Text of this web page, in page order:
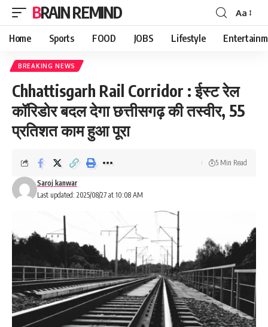
BRAIN REMIND
Font
Resizer
Aa
Home Sports FOOD JOBS Lifestyle
BREAKING NEWS
Chhattisgarh Rail Corridor : ईस्ट रेल
कॉरिडोर बदल देगा छत्तीसगढ़ की तस्वीर, 55
प्रतिशत काम हुआ पूरा
Last updated: 2025/08/27 at 10:08 AM
Saroj kanwar
5 Min Read